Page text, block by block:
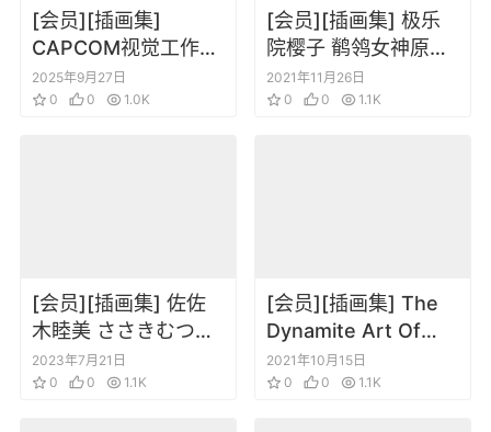
[会员][插画集]
CAPCOM视觉工作室
2004-2014 カプコン
ワークス
2025年9月27日
0
0 1.0K
[会员][插画集] 极乐
院樱子 鹡鸰女神原画
视觉书
2021年11月26日
0
0 1.1K
[会员][插画集] 佐佐
木睦美 ささきむつみ
自選画集
2023年7月21日
0
0 1.1K
[会员][插画集] The
Dynamite Art Of
Alex Ross
2021年10月15日
0
0 1.1K